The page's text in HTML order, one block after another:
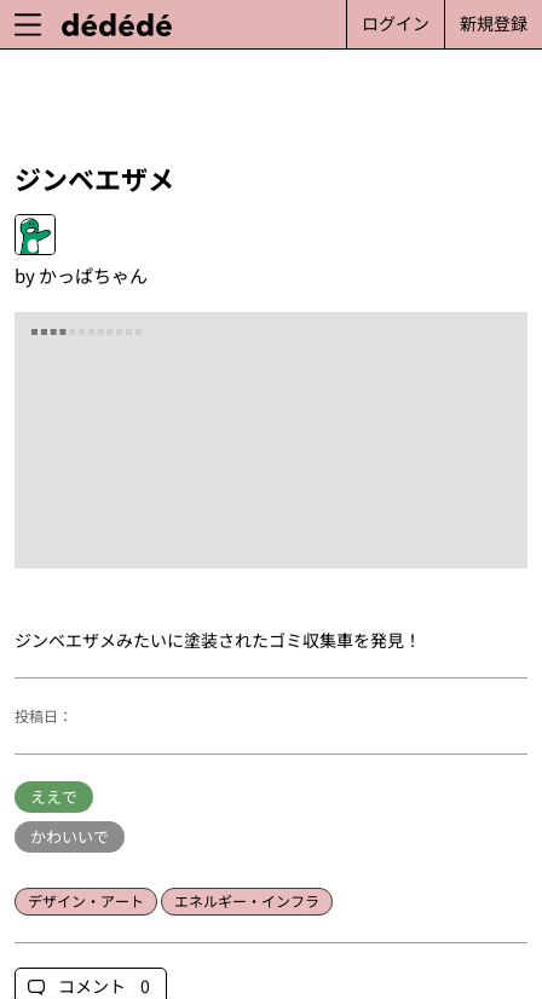
新規登録
ログイン
ジンベエザメ
byかっぱちゃん
ジンベエザメみたいに塗装されたゴミ収集車を発見！
投稿日：
ええで
かわいいで
デザイン・アート エネルギー・インフラ
コメント 0